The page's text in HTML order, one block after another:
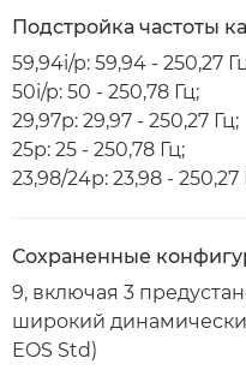
Подстройка частоты
59,94i/p: 59,94 - 250,27
50i/p: 50 - 250,78 Гц;
29,97p: 29,97 - 250,27 Гц;
25p: 25 - 250,78 Гц;
23,98/24p: 23,98 - 250,27
Сохраненные
9, включая 3
широкий
EOS Std)